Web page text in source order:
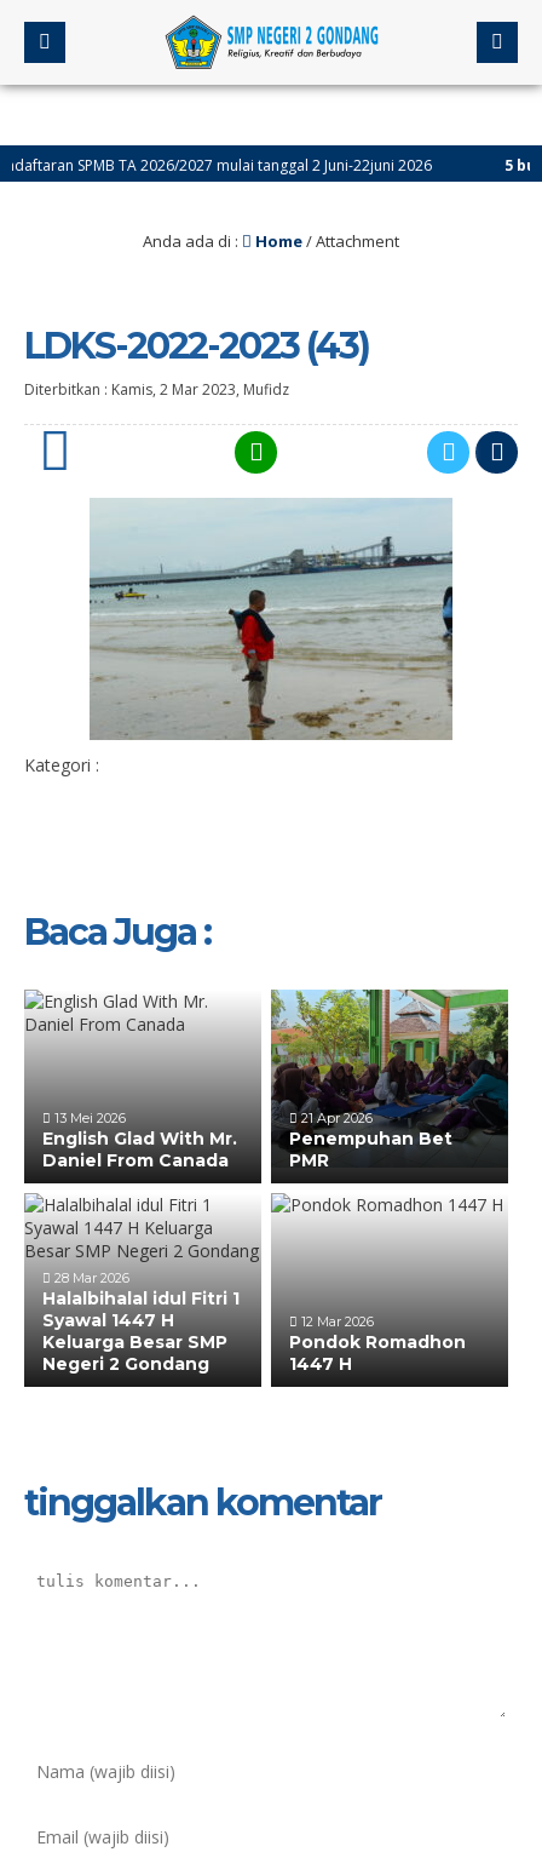
SPMB TA 2026/2027 mulai tanggal 2 Juni-22juni 2026 5 bulan
Anda ada di : Home/ Attachment
LDKS-2022-2023 (43)
Diterbitkan : Kamis, 2 Mar 2023, Mufidz
Kategori :
Baca Juga :
13 Mei 2026
English Glad With Mr.
Daniel From Canada
21 Apr 2026
Penempuhan Bet
PMR
28 Mar 2026
Halalbihalal idul Fitri 1
Syawal 1447 H
Keluarga Besar SMP
Negeri 2 Gondang
12 Mar 2026
Pondok Romadhon
1447 H
tinggalkan komentar